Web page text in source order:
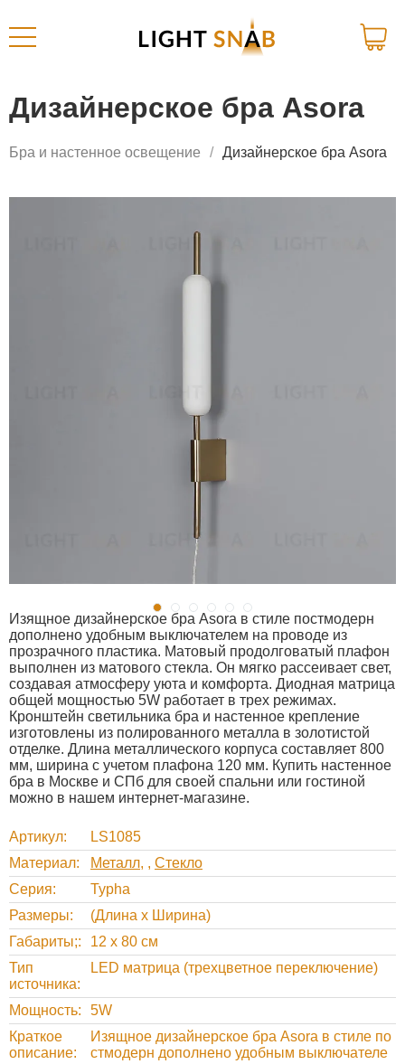
Дизайнерское бра Asora
Бра и настенное освещение Дизайнерское бра Asora
Изящное дизайнерское бра Asora в стиле постмодерн
дополнено удобным выключателем на проводе из
прозрачного пластика. Матовый продолговатый плафон
выполнен из матового стекла. Он мягко рассеивает свет,
создавая атмосферу уюта и комфорта. Диодная матрица
общей мощностью 5W работает в трех режимах.
Кронштейн светильника бра и настенное крепление
изготовлены из полированного металла в золотистой
отделке. Длина металлического корпуса составляет 800
мм, ширина с учетом плафона 120 мм. Купить настенное
бра в Москве и СПб для своей спальни или гостиной
можно в нашем интернет-магазине.
Артикул
LS1085
Материал
Металл , Стекло
Серия
Typha
Размеры
(Длина х Ширина)
Габариты;
12 х 80 см
Тип
источника
LED матрица (трехцветное переключение)
Мощность
5W
Краткое
описание
Изящное дизайнерское бра Asora в стиле по
стмодерн дополнено удобным выключателе